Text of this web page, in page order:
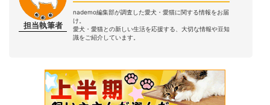
担当執筆者
nademo編集部が調査した愛犬・愛猫に関する情報をお届
け。
愛犬・愛猫との新しい生活を応援する、大切な情報や豆知
識をご紹介しています。